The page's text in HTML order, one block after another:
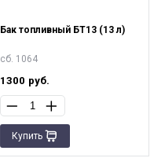
Бак топливный БТ13 (13 л)
сб. 1064
1300 руб.
Купить